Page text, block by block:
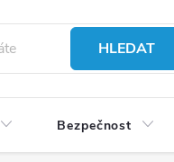
HLEDAT
Bezpečnost